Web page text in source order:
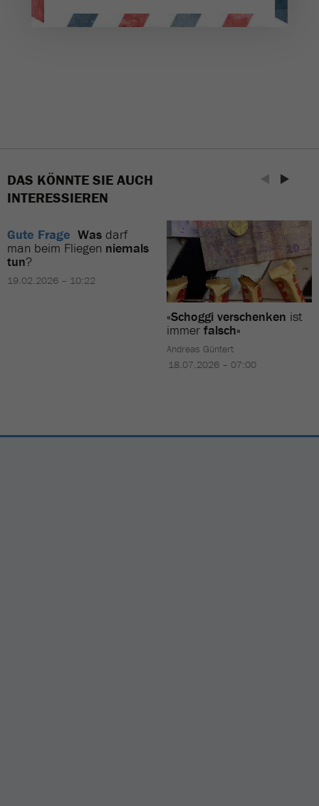
DAS KÖNNTE SIE AUCH
INTERESSIEREN
Gute Frage Was darf
man beim Fliegen niemals
tun?
19.02.2026 – 10:22
«Schoggi verschenken ist
immer falsch»
Andreas Güntert
18.07.2026 – 07:00